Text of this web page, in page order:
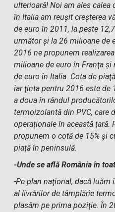
ulterioară! Noi am ales calea
în Italia am reuşit creşterea
de euro în 2011, la peste
următor şi la 26 milioane de
2016 ne propunem
milioane de euro în Franţa
de euro în Italia. Cota de
iar ţinta pentru 2016 este de
a doua în rândul
termoizolantă din PVC, care
operaţionale în această ţară.
propunem o cotă de 15% şi
piaţă în peninsulă.
-Unde se află România în
-Pe plan naţional, dacă
al livrărilor de tâmplărie
plasăm pe prima poziţie. În